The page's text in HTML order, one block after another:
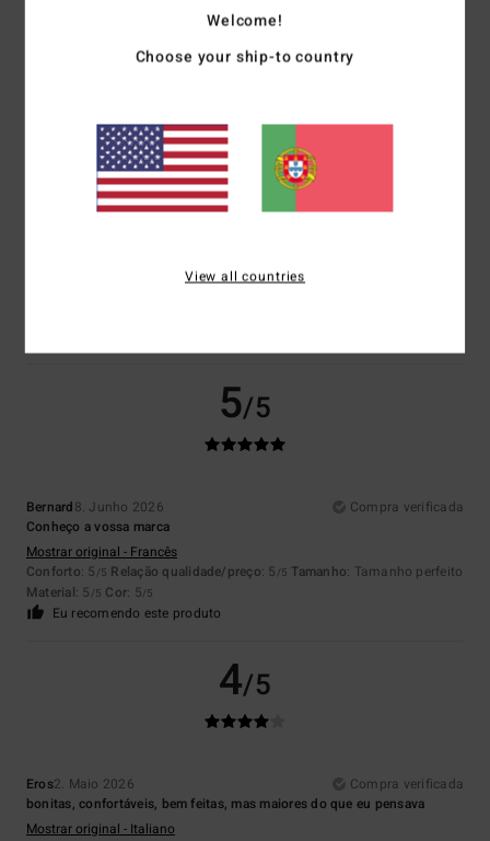
100% dos nossos clientes recomendam este produto
Relação qualidade/preço
Tamanho
Muito pequeno
Demasiado grande
5.0
5/5
Bernard8. Junho 2026
Compra verificada
Conheço a vossa marca
Mostrar original - Francês
Conforto: 5 /5 Relação qualidade/preço: 5 /5 Tamanho: Tamanho perfeito
Material: 5 /5 Cor: 5/5
Eu recomendo este produto
4/5
Eros2. Maio 2026
Compra verificada
bonitas, confortáveis, bem feitas, mas maiores do que eu pensava
Mostrar original - Italiano
Welcome!
Choose your ship-to country
View all countries